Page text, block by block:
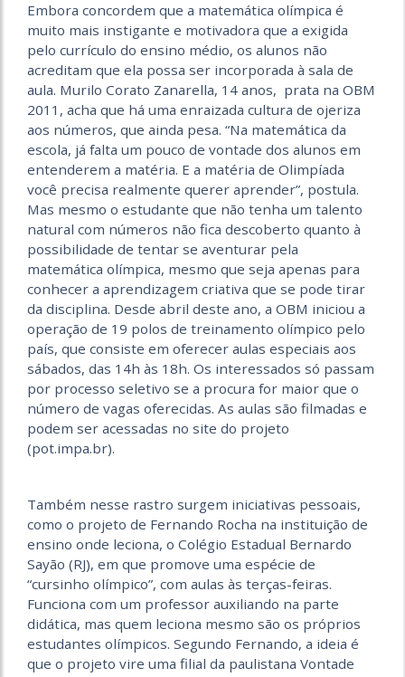
Embora concordem que a matemática olímpica é
muito mais instigante e motivadora que a exigida
pelo currículo do ensino médio, os alunos não
acreditam que ela possa ser incorporada à sala de
aula. Murilo Corato Zanarella, 14 anos, prata na OBM
2011, acha que há uma enraizada cultura de ojeriza
aos números, que ainda pesa. “Na matemática da
escola, já falta um pouco de vontade dos alunos em
entenderem a matéria. E a matéria de Olimpíada
você precisa realmente querer aprender”, postula.
Mas mesmo o estudante que não tenha um talento
natural com números não fica descoberto quanto à
possibilidade de tentar se aventurar pela
matemática olímpica, mesmo que seja apenas para
conhecer a aprendizagem criativa que se pode tirar
da disciplina. Desde abril deste ano, a OBM iniciou a
operação de 19 polos de treinamento olímpico pelo
país, que consiste em oferecer aulas especiais aos
sábados, das 14h às 18h. Os interessados só passam
por processo seletivo se a procura for maior que o
número de vagas oferecidas. As aulas são filmadas e
podem ser acessadas no site do projeto
(pot.impa.br).
Também nesse rastro surgem iniciativas pessoais,
como o projeto de Fernando Rocha na instituição de
ensino onde leciona, o Colégio Estadual Bernardo
Sayão (RJ), em que promove uma espécie de
“cursinho olímpico”, com aulas às terças-feiras.
Funciona com um professor auxiliando na parte
didática, mas quem leciona mesmo são os próprios
estudantes olímpicos. Segundo Fernando, a ideia é
que o projeto vire uma filial da paulistana Vontade